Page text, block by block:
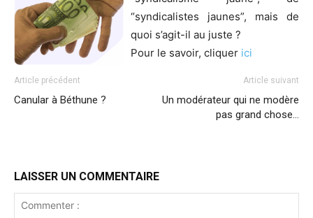
“syndicalistes jaunes”, mais de
quoi s’agit-il au juste ?
Pour le savoir, cliquer ici
Article précédent
Canular à Béthune ?
Article suivant
Un modérateur qui ne modère
pas grand chose…
LAISSER UN COMMENTAIRE